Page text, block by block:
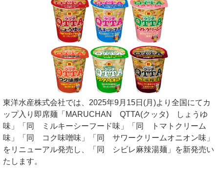
東洋水産株式会社では、2025年9月15日(月)より全国にてカ
ップ入り即席麺「MARUCHAN QTTA(クッタ) しょうゆ
味」「同 ミルキーシーフード味」「同 トマトクリーム
味」「同 コク味噌味」「同 サワークリームオニオン味」
をリニューアル発売し、「同 シビレ麻辣湯麺」を新発売い
たします。